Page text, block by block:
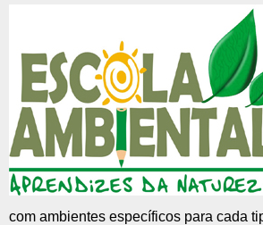
com ambientes específicos para cada